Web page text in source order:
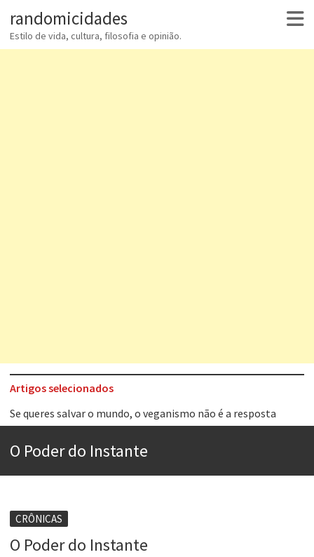
randomicidades
Estilo de vida, cultura, filosofia e opinião.
Artigos selecionados
Se queres salvar o mundo, o veganismo não é a resposta
Contardo Calligaris prega o “direito à tristeza”
Esse tal de Rock Gaúcho
O Poder do Instante
CRÔNICAS
O Poder do Instante